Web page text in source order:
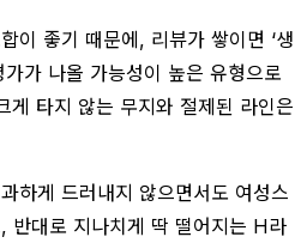
이 좋기 때문에, 리뷰가 쌓이면 ‘생
가 나올 가능성이 높은 유형으로
게 타지 않는 무지와 절제된 라인은
하게 드러내지 않으면서도 여성스
반대로 지나치게 딱 떨어지는 H라